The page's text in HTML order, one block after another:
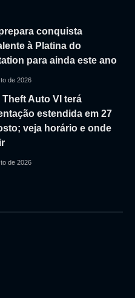
conquista
à Platina do
para ainda este ano
de 2026
Theft Auto VI terá
estendida em 27
veja horário e onde
de 2026